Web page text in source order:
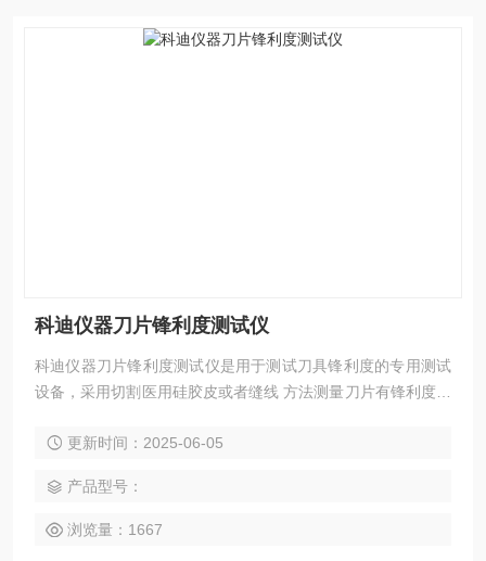
科迪仪器刀片锋利度测试仪
科迪仪器刀片锋利度测试仪是用于测试刀具锋利度的专用测试
设备，采用切割医用硅胶皮或者缝线 方法测量刀片有锋利度。
分组成。 屏幕采用全 中文显示，用键盘控制光标进行选项、
复位切割等功能。
更新时间：2025-06-05
产品型号：
浏览量：1667